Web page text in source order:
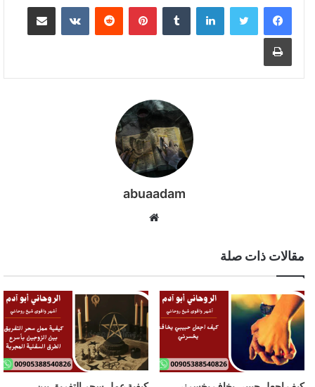
لينكدإن بينتيريست مشاركة عبر البريد
طباعة
abuaadam
مقالات ذات صلة